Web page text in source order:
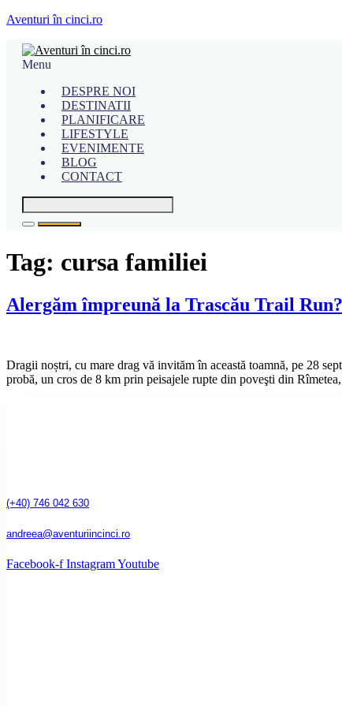
Aventuri în cinci.ro
Menu
DESPRE NOI
DESTINATII
PLANIFICARE
LIFESTYLE
EVENIMENTE
BLOG
CONTACT
Tag: cursa familiei
Alergăm împreună la Trascău Trail
Dragii noștri, cu mare drag vă invităm în această toamnă, pe 28
probă, un cros de 8 km prin peisajele rupte din poveşti din
(+40) 746 042 630
andreea@aventuriincinci.ro
Facebook-f InstagramYoutube